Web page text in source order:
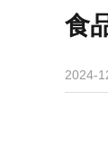
食
2024-